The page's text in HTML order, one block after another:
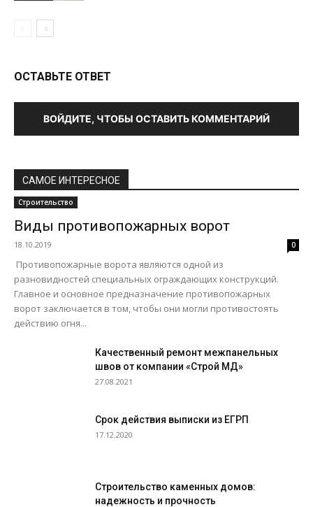
ОСТАВЬТЕ ОТВЕТ
ВОЙДИТЕ, ЧТОБЫ ОСТАВИТЬ КОММЕНТАРИЙ
САМОЕ ИНТЕРЕСНОЕ
Строительство
Виды противопожарных ворот
18.10.2019 0
Противопожарные ворота являются одной из
разновидностей специальных ограждающих конструкций.
Главное и основное предназначение противопожарных
ворот заключается в том, чтобы они могли противостоять
действию огня...
Качественный ремонт межпанельных
швов от компании «Строй МД»
27.08.2021
Срок действия выписки из ЕГРП
17.12.2020
Строительство каменных домов:
надежность и прочность